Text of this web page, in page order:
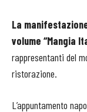
La
volume “Mangia
rappresentanti del
ristorazione.
L’appuntamento